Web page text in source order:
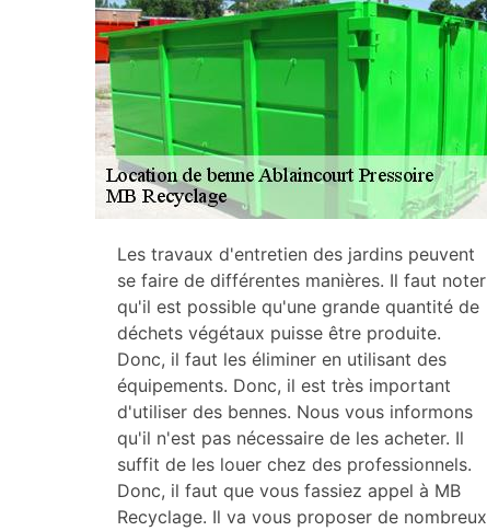
Les travaux d'entretien des jardins peuvent
se faire de différentes manières. Il faut noter
qu'il est possible qu'une grande quantité de
déchets végétaux puisse être produite.
Donc, il faut les éliminer en utilisant des
équipements. Donc, il est très important
d'utiliser des bennes. Nous vous informons
qu'il n'est pas nécessaire de les acheter. Il
suffit de les louer chez des professionnels.
Donc, il faut que vous fassiez appel à MB
Recyclage. Il va vous proposer de nombreux